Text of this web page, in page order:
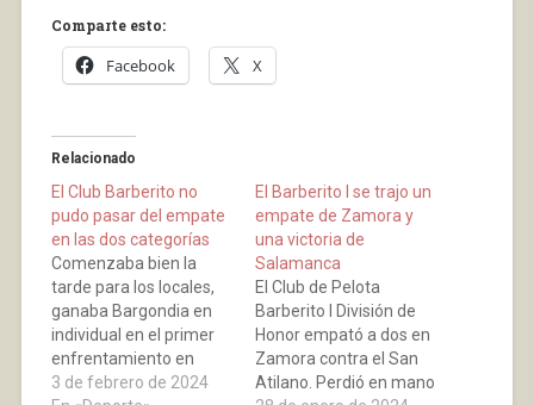
Comparte esto:
Facebook X
Relacionado
El Club Barberito no
pudo pasar del empate
en las dos categorías
Comenzaba bien la
tarde para los locales,
ganaba Bargondia en
individual en el primer
enfrentamiento en
Segunda División, pero
3 de febrero de 2024
El Barberito I se trajo un
empate de Zamora y
una victoria de
Salamanca
El Club de Pelota
Barberito I División de
Honor empató a dos en
Zamora contra el San
Atilano. Perdió en mano